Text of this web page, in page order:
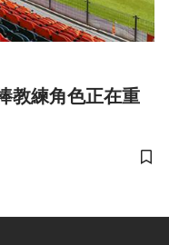
教練角色正在重
儲